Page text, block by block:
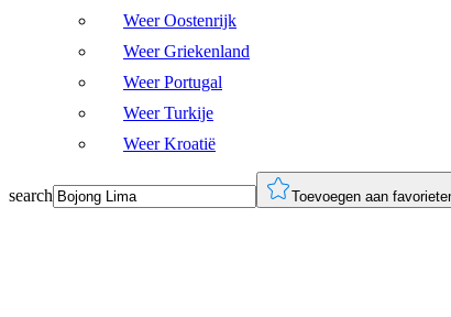
Weer Oostenrijk
Weer Griekenland
Weer Portugal
Weer Turkije
Weer Kroatië
search Toevoegen aan